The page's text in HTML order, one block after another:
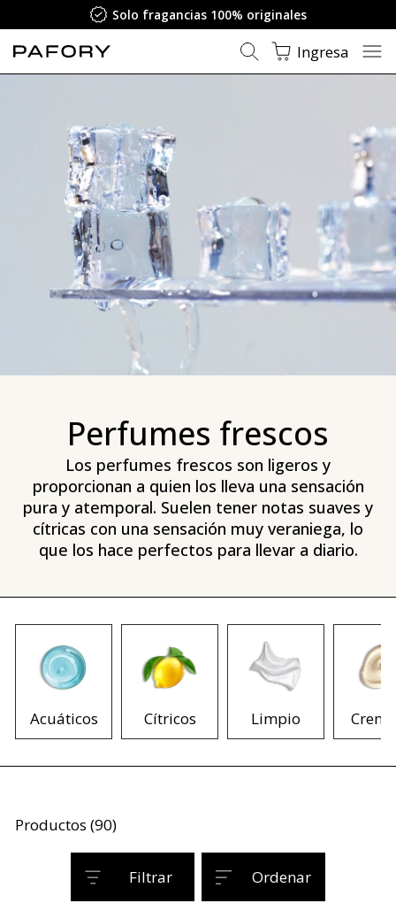
Solo fragancias 100% originales
Ingresa
Perfumes frescos
Los perfumes frescos son ligeros y
proporcionan a quien los lleva una sensación
pura y atemporal. Suelen tener notas suaves y
cítricas con una sensación muy veraniega, lo
que los hace perfectos para llevar a diario.
Acuáticos Cítricos Limpio
Productos (90)
Filtrar Ordenar
Perfumes frescos - compra en línea ahora | PAFORY